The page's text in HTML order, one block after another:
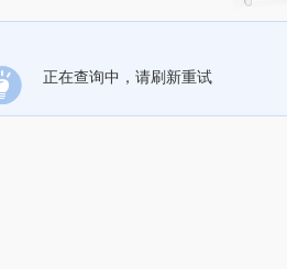
正在查询中，请刷新重试